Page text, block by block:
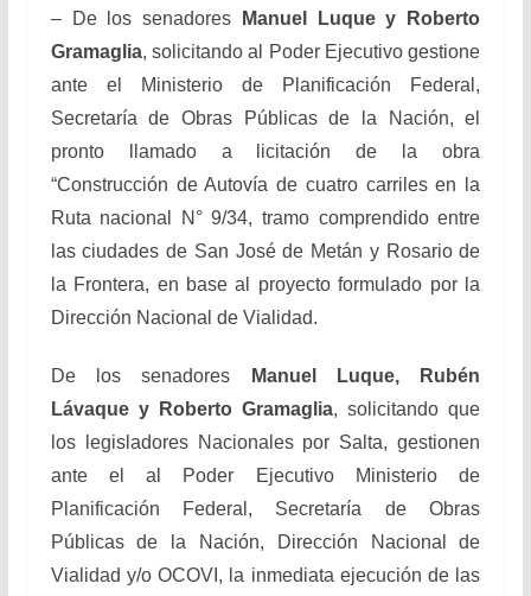
– De los senadores
Manuel Luque y Roberto
Gramaglia, solicitando al Poder Ejecutivo gestione
ante el Ministerio de Planificación Federal,
Secretaría de Obras Públicas de la Nación, el
pronto llamado a licitación de la obra
“Construcción de Autovía de cuatro carriles en la
Ruta nacional N° 9/34, tramo comprendido entre
las ciudades de San José de Metán y Rosario de
la Frontera, en base al proyecto formulado por la
Dirección Nacional de Vialidad.
De los senadores
Manuel Luque, Rubén
Lávaque y Roberto Gramaglia, solicitando que
los legisladores Nacionales por Salta, gestionen
ante el al Poder Ejecutivo Ministerio de
Planificación Federal, Secretaría de Obras
Públicas de la Nación, Dirección Nacional de
Vialidad y/o OCOVI, la inmediata ejecución de las